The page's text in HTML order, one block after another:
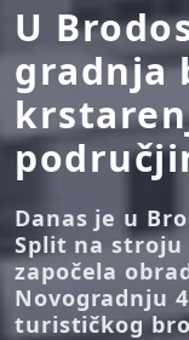
U
gradnja
Danas je u
Split na stroju
započela
Novogradnju
turističkog